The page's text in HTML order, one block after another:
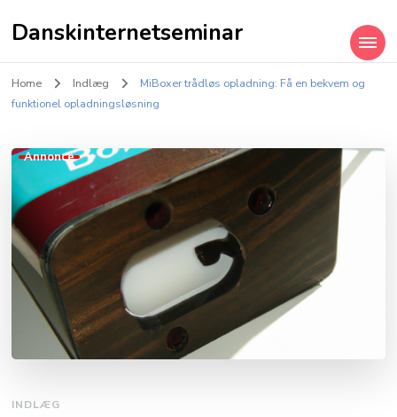
Danskinternetseminar
Home Indlæg
MiBoxer trådløs opladning: Få en bekvem og
funktionel opladningsløsning
Annonce
INDLÆG